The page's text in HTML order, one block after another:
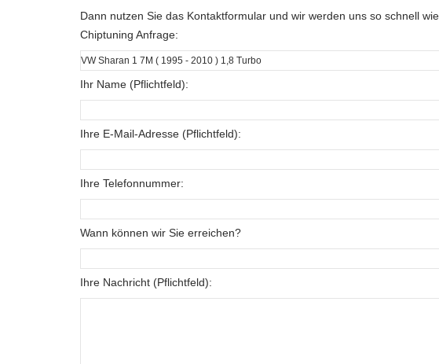
Dann nutzen Sie das Kontaktformular und wir werden uns so schnell
Chiptuning Anfrage:
Ihr Name (Pflichtfeld):
Ihre E-Mail-Adresse (Pflichtfeld):
Ihre Telefonnummer:
Wann können wir Sie erreichen?
Ihre Nachricht (Pflichtfeld):